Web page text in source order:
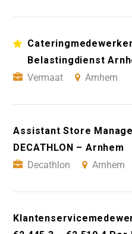
Cateringmedewerker
Belastingdienst
Vermaat
Arnhem
Assistant Store
DECATHLON – Arnhem
Decathlon
Arnhem